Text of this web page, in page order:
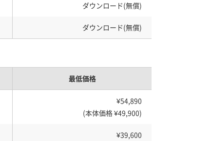
ダウンロード(無償)
ダウンロード(無償)
最低価格
¥54,890
(本体価格 ¥49,900)
¥39,600